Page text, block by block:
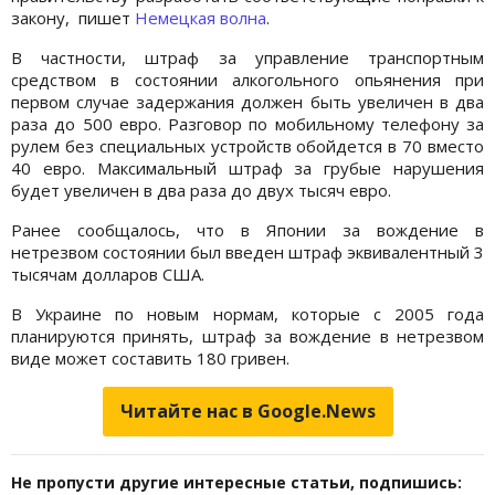
закону, пишет Немецкая волна.
В частности, штраф за управление транспортным
средством в состоянии алкогольного опьянения при
первом случае задержания должен быть увеличен в два
раза до 500 евро. Разговор по мобильному телефону за
рулем без специальных устройств обойдется в 70 вместо
40 евро. Максимальный штраф за грубые нарушения
будет увеличен в два раза до двух тысяч евро.
Ранее сообщалось, что в Японии за вождение в
нетрезвом состоянии был введен штраф эквивалентный 3
тысячам долларов США.
В Украине по новым нормам, которые с 2005 года
планируются принять, штраф за вождение в нетрезвом
виде может составить 180 гривен.
Читайте нас в Google.News
Не пропусти другие интересные статьи, подпишись: